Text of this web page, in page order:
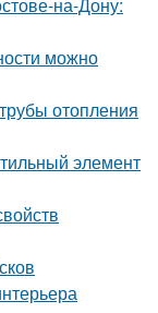
можно
отопления
элемент